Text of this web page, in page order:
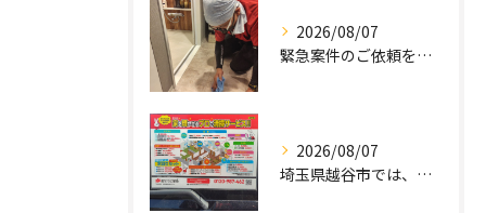
2026/08/07
緊急案件のご依頼をいただきました。
2026/08/07
埼玉県越谷市では、働きながら子育てをする家庭が増える中、ハウ...